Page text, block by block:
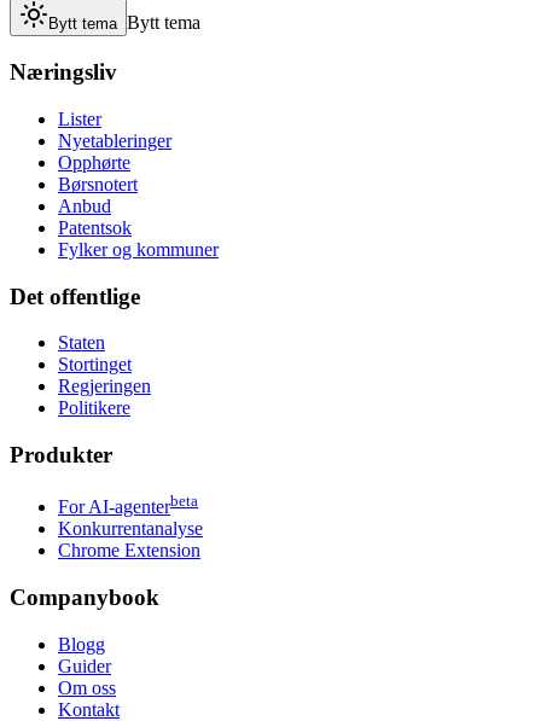
Bytt tema Bytt tema
Næringsliv
Lister
Nyetableringer
Opphørte
Børsnotert
Anbud
Patentsok
Fylker og kommuner
Det offentlige
Staten
Stortinget
Regjeringen
Politikere
Produkter
For AI-agenterbeta
Konkurrentanalyse
Chrome Extension
Companybook
Blogg
Guider
Om oss
Kontakt